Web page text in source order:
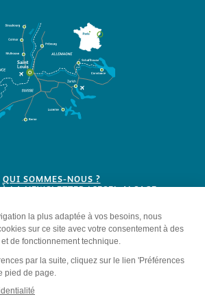
QUI SOMMES-NOUS ?
LA NEWSLETTER LIESEL ALSACE
légales - Politique de confidentialité -
- Made with